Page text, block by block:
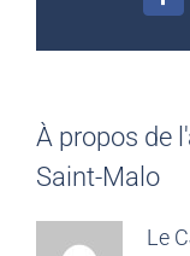
À propos de
Saint-Malo
Le